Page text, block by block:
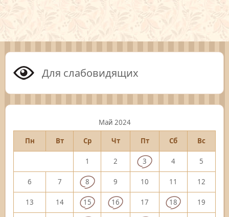
Для слабовидящих
Май 2024
Пн
Вт Ср Чт Пт Сб Вс
1 2 3 4 5
6 7 8 9 10 11 12
13 14 15 16 17 18 19